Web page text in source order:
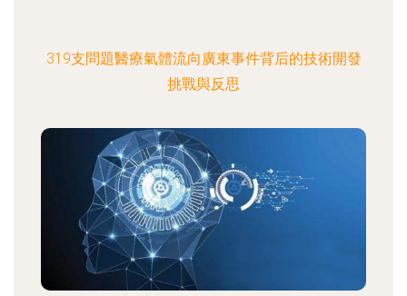
319支問題醫療氣體流向廣東事件背后的技術開發
挑戰與反思